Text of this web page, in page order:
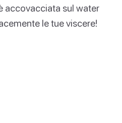
accovacciata sul water
le tue viscere!